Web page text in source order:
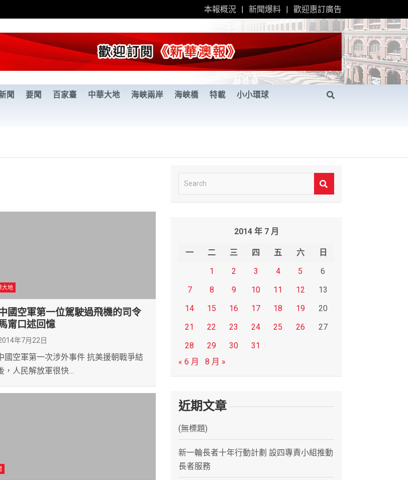
本報概況 新聞爆料 歡迎惠訂廣告
聞 要聞 百家臺 中華大地 海峽兩岸 海峽橋 特載 小小環球
大地
國空軍第一位駕駛過飛機的司令
甯口述回憶
年7月22日
國空軍第一次涉外事件 抗美援朝戰爭結
，人民解放軍很快…
e
2014 年 7 月
一 二 三 四 五 六
日
1
2 3 4 5
6
7
8 9 10 11 12
13
14
15 16 17 18 19
20
21
22 23 24 25 26
27
28
29 30
31
« 6 月
8 月 »
近期文章
(無標題)
新一輪長者十年行動計劃 設四專責小組推動
長者服務